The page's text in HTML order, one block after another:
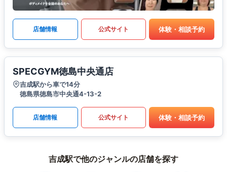
店舗情報 公式サイト 体験・相談予約
SPECGYM徳島中央通店
吉成駅から車で14分
徳島県徳島市中央通4-13-2
店舗情報 公式サイト 体験・相談予約
吉成駅で他のジャンルの店舗を探す